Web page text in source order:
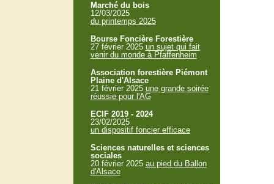
Marché du bois
12/03/2025
du printemps 2025
Bourse Foncière Forestière
27 février 2025 un sujet qui fait
venir du monde à Pfaffenheim
Association forestière Piémont
Plaine d'Alsace
21 février 2025 une grande soirée
réussie pour l'AG
ECIF 2019 - 2024
23/02/2025
un dispositif foncier efficace
Sciences naturelles et sciences
sociales
20 février 2025 au pied du Ballon
d'Alsace